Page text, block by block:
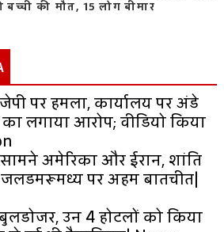
बच्ची की मौत, 15 लोग बीमार
पर हमला, कार्यालय पर अंडे
लगाया आरोप; वीडियो किया
अमेरिका और ईरान, शांति
पर अहम बातचीत|
उन 4 होटलों को किया